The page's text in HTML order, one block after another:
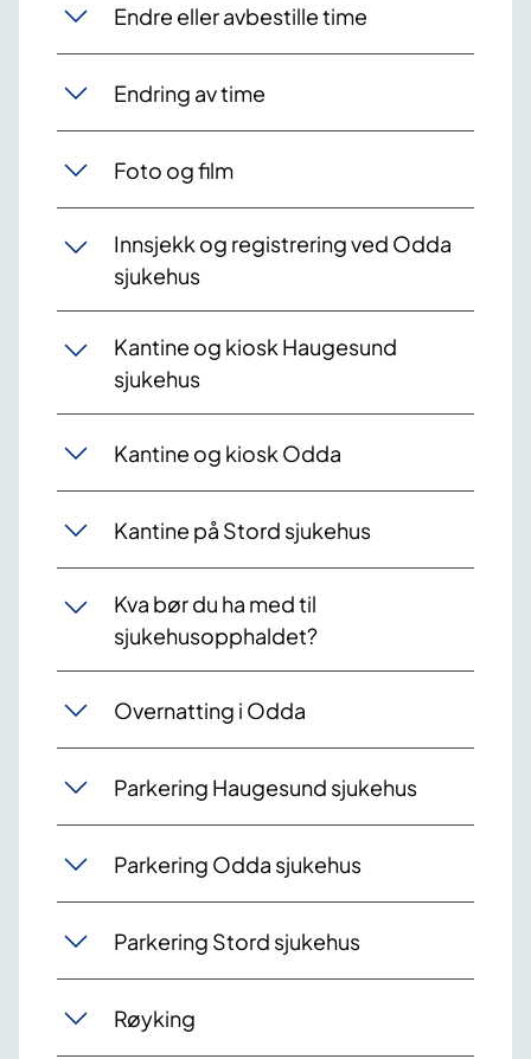
Endre eller avbestille time
Endring av time
Foto og film
Innsjekk og registrering ved Odda
sjukehus
Kantine og kiosk Haugesund
sjukehus
Kantine og kiosk Odda
Kantine på Stord sjukehus
Kva bør du ha med til
sjukehusopphaldet?
Overnatting i Odda
Parkering Haugesund sjukehus
Parkering Odda sjukehus
Parkering Stord sjukehus
Røyking